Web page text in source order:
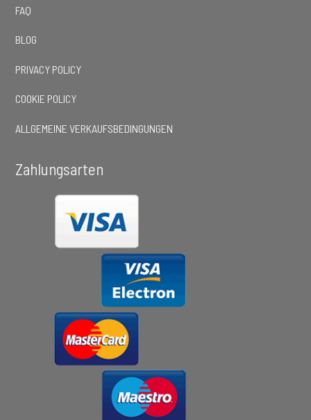
FAQ
BLOG
PRIVACY POLICY
COOKIE POLICY
ALLGEMEINE VERKAUFSBEDINGUNGEN
Zahlungsarten